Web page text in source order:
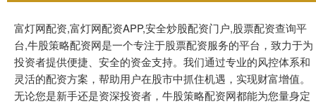
富灯网配资,富灯网配资APP,安全炒股配资门户,股票配资查询平
台,牛股策略配资网是一个专注于股票配资服务的平台，致力于为
投资者提供便捷、安全的资金支持。我们通过专业的风控体系和
灵活的配资方案，帮助用户在股市中抓住机遇，实现财富增值。
无论您是新手还是资深投资者，牛股策略配资网都能为您量身定